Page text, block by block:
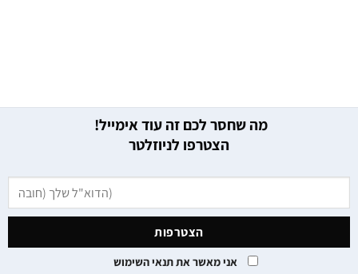
מה שחסר לכם זה עוד אימייל!
הצטרפו לניוזלטר
אני מאשר את תנאי השימוש